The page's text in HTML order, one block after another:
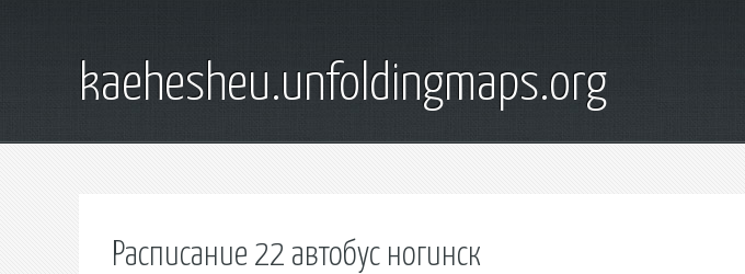
kaehesheu.unfoldingmaps.org
Расписание 22 автобус ногинск